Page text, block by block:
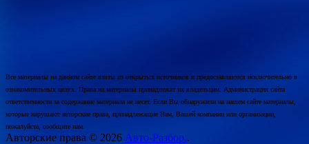
Все материалы на данном сайте взяты из открытых источников и предоставляются исключительно в
ознакомительных целях. Права на материалы принадлежат их владельцам. Администрация сайта
ответственности за содержание материала не несет. Если Вы обнаружили на нашем сайте материалы,
которые нарушают авторские права, принадлежащие Вам, Вашей компании или организации,
пожалуйста, сообщите нам.
Авторские права © 2026 Авто-Разбор..